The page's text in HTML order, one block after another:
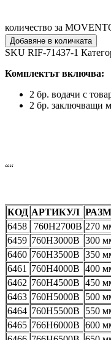
количество за
Добавяне в количката
SKU RIF-71437-1
Комплектът включва:
2 бр. водачи с
2 бр. заключващи
““
КОД АРТИКУЛ
6458
760H2700B 270
6459 760H3000B 300
6460 760H3500B 350
6461
760H4000B 400
6462 760H4500B 450
6463 760H5000B 500
6464 760H5500B 550
6465 766H6000B 600